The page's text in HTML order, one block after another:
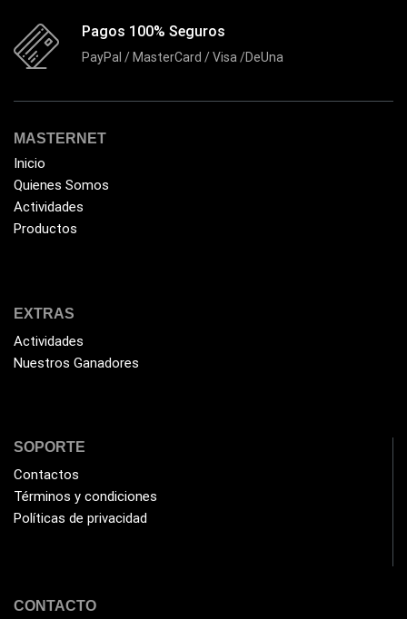
Pagos 100% Seguros
PayPal / MasterCard / Visa /DeUna
MASTERNET
Inicio
Quienes Somos
Actividades
Productos
EXTRAS
Actividades
Nuestros Ganadores
SOPORTE
Contactos
Términos y condiciones
Políticas de privacidad
CONTACTO